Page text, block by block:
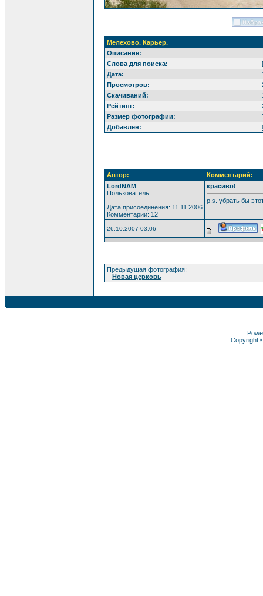
Мелехово. Карьер.
Описание:
Слова для поиска:
Дата:
Просмотров:
Скачиваний:
Рейтинг:
Размер фотографии:
Добавлен:
Автор:
Комментарий:
LordNAM
Пользователь
Дата присоединения: 11.11.2006
Комментарии: 12
красиво!
p.s. убрать бы
26.10.2007 03:06
Предыдущая фотография:
Новая церковь
Copyright